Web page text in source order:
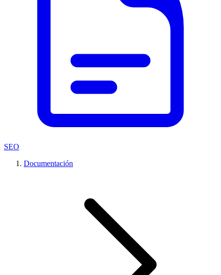
SEO
Documentación